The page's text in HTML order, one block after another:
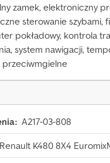
zamek, elektroniczny
sterowanie szybami,
pokładowy, kontrola
system nawigacji,
przeciwmgielne
A217-03-808
Renault K480 8X4